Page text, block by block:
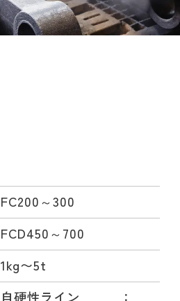
FC200～300
FCD450～700
1kg〜5t
自硬性ライン ：